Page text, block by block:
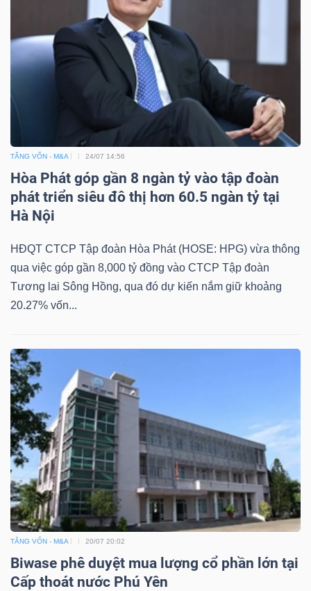
TĂNG VỐN - M&A 24/07 14:56
Hòa Phát góp gần 8 ngàn tỷ vào tập đoàn
phát triển siêu đô thị hơn 60.5 ngàn tỷ tại
Hà Nội
HĐQT CTCP Tập đoàn Hòa Phát (HOSE: HPG) vừa thông
qua việc góp gần 8,000 tỷ đồng vào CTCP Tập đoàn
Tương lai Sông Hồng, qua đó dự kiến nắm giữ khoảng
20.27% vốn...
TĂNG VỐN - M&A 20/07 20:02
Biwase phê duyệt mua lượng cổ phần lớn tại
Cấp thoát nước Phú Yên